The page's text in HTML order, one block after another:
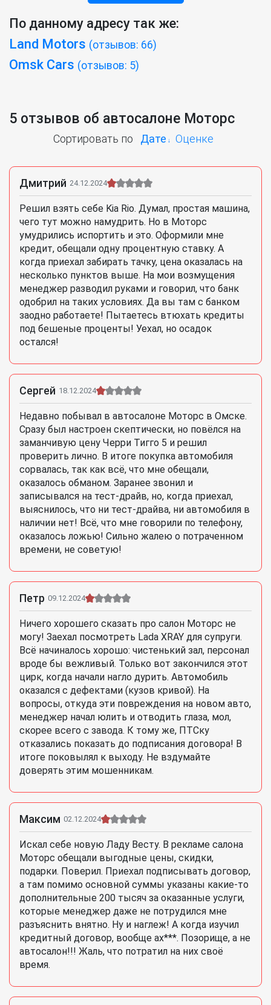
По данному адресу так же:
Land Motors (отзывов: 66)
Omsk Cars (отзывов: 5)
5 отзывов об автосалоне Моторс
Сортировать по Дате Оценке
Дмитрий 24.12.2024
Решил взять себе Kia Rio. Думал, простая машина,
чего тут можно намудрить. Но в Моторс
умудрились испортить и это. Оформили мне
кредит, обещали одну процентную ставку. А
когда приехал забирать тачку, цена оказалась на
несколько пунктов выше. На мои возмущения
менеджер разводил руками и говорил, что банк
одобрил на таких условиях. Да вы там с банком
заодно работаете! Пытаетесь втюхать кредиты
под бешеные проценты! Уехал, но осадок
остался!
Сергей 18.12.2024
Недавно побывал в автосалоне Моторс в Омске.
Сразу был настроен скептически, но повёлся на
заманчивую цену Черри Тигго 5 и решил
проверить лично. В итоге покупка автомобиля
сорвалась, так как всё, что мне обещали,
оказалось обманом. Заранее звонил и
записывался на тест-драйв, но, когда приехал,
выяснилось, что ни тест-драйва, ни автомобиля в
наличии нет! Всё, что мне говорили по телефону,
оказалось ложью! Сильно жалею о потраченном
времени, не советую!
Петр 09.12.2024
Ничего хорошего сказать про салон Моторс не
могу! Заехал посмотреть Lada XRAY для супруги.
Всё начиналось хорошо: чистенький зал, персонал
вроде бы вежливый. Только вот закончился этот
цирк, когда начали нагло дурить. Автомобиль
оказался с дефектами (кузов кривой). На
вопросы, откуда эти повреждения на новом авто,
менеджер начал юлить и отводить глаза, мол,
скорее всего с завода. К тому же, ПТСку
отказались показать до подписания договора! В
итоге поковылял к выходу. Не вздумайте
доверять этим мошенникам.
Максим 02.12.2024
Искал себе новую Ладу Весту. В рекламе салона
Моторс обещали выгодные цены, скидки,
подарки. Поверил. Приехал подписывать договор,
а там помимо основной суммы указаны какие-то
дополнительные 200 тысяч за оказанные услуги,
которые менеджер даже не потрудился мне
разъяснить внятно. Ну и наглеж! А когда изучил
кредитный договор, вообще ах***. Позорище, а не
автосалон!!! Жаль, что потратил на них своё
время.